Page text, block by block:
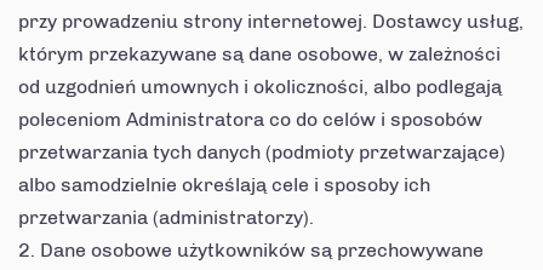
przy prowadzeniu strony internetowej. Dostawcy usług,
którym przekazywane są dane osobowe, w zależności
od uzgodnień umownych i okoliczności, albo podlegają
poleceniom Administratora co do celów i sposobów
przetwarzania tych danych (podmioty przetwarzające)
albo samodzielnie określają cele i sposoby ich
przetwarzania (administratorzy).
Dane osobowe użytkowników są przechowywane